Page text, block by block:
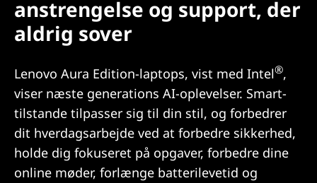
anstrengelse og support, der
aldrig sover
Lenovo Aura Edition-laptops, vist med Intel®,
viser næste generations AI-oplevelser. Smart-
tilstande tilpasser sig til din stil, og forbedrer
dit hverdagsarbejde ved at forbedre sikkerhed,
holde dig fokuseret på opgaver, forbedre dine
online møder, forlænge batterilevetid og